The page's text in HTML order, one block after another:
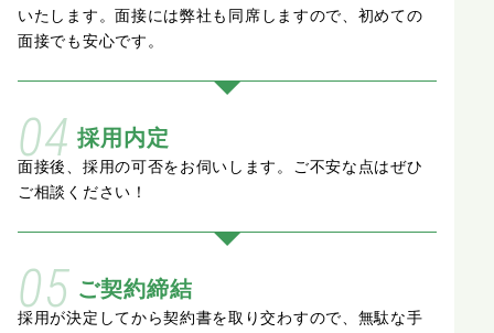
いたします。面接には弊社も同席しますので、 初めての
面接でも安心です。
04 採用内定
面接後、採用の可否をお伺いします。
ご不安な点はぜひ
ご相談ください！
05 ご契約締結
採用が決定してから契約書を取り交わすので、 無駄な手